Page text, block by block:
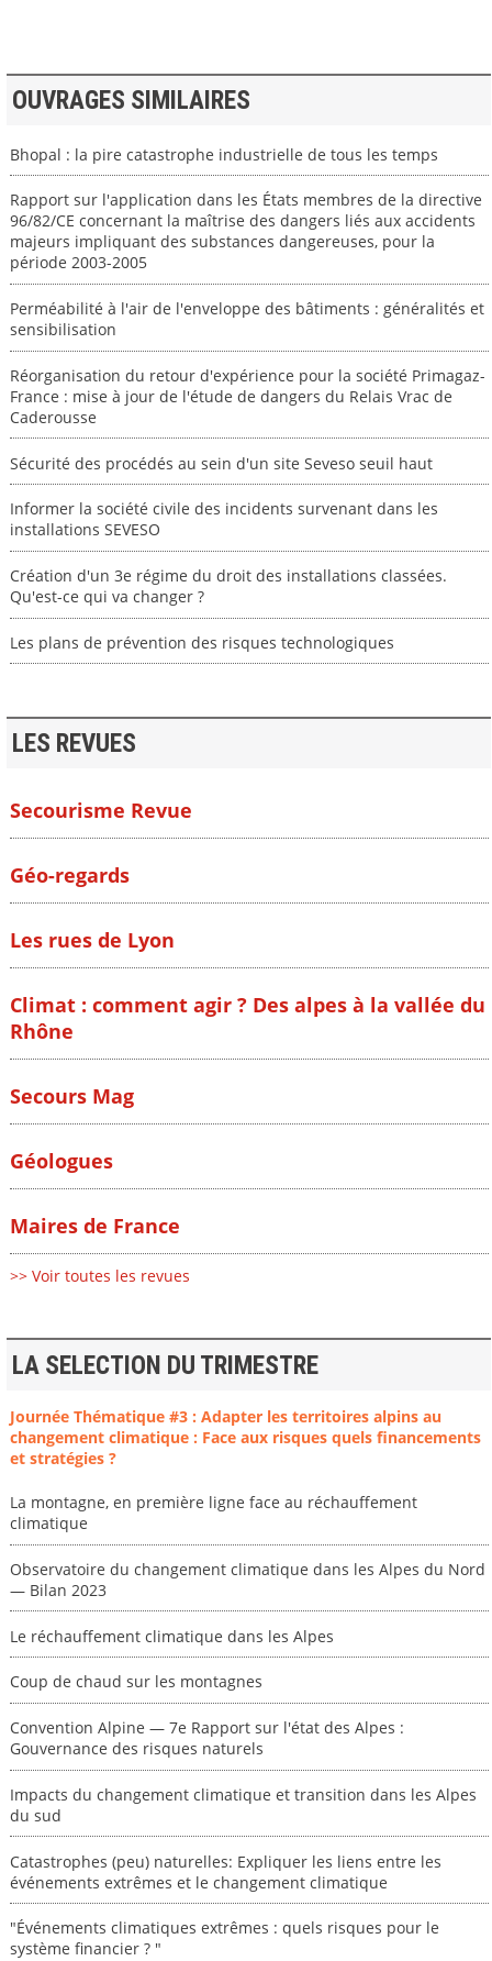
OUVRAGES SIMILAIRES
Bhopal : la pire catastrophe industrielle de tous les temps
Rapport sur l'application dans les États membres de la directive
96/82/CE concernant la maîtrise des dangers liés aux accidents
majeurs impliquant des substances dangereuses, pour la
période 2003-2005
Perméabilité à l'air de l'enveloppe des bâtiments : généralités et
sensibilisation
Réorganisation du retour d'expérience pour la société Primagaz-
France : mise à jour de l'étude de dangers du Relais Vrac de
Caderousse
Sécurité des procédés au sein d'un site Seveso seuil haut
Informer la société civile des incidents survenant dans les
installations SEVESO
Création d'un 3e régime du droit des installations classées.
Qu'est-ce qui va changer ?
Les plans de prévention des risques technologiques
LES REVUES
Secourisme Revue
Géo-regards
Les rues de Lyon
Climat : comment agir ? Des alpes à la vallée du
Rhône
Secours Mag
Géologues
Maires de France
>> Voir toutes les revues
LA SELECTION DU TRIMESTRE
Journée Thématique #3 : Adapter les territoires alpins au
changement climatique : Face aux risques quels financements
et stratégies ?
La montagne, en première ligne face au réchauffement
climatique
Observatoire du changement climatique dans les Alpes du Nord
— Bilan 2023
Le réchauffement climatique dans les Alpes
Coup de chaud sur les montagnes
Convention Alpine — 7e Rapport sur l'état des Alpes :
Gouvernance des risques naturels
Impacts du changement climatique et transition dans les Alpes
du sud
Catastrophes (peu) naturelles: Expliquer les liens entre les
événements extrêmes et le changement climatique
"Événements climatiques extrêmes : quels risques pour le
système financier ? "